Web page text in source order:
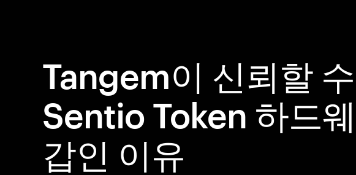
Tangem이 신뢰할
Sentio Token 하드
갑인 이유